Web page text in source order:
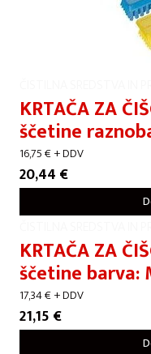
KRTAČA ZA
ščetine
16,75€+ DDV
20,44 €
KRTAČA ZA
ščetine barva:
17,34€+ DDV
21,15 €